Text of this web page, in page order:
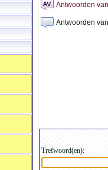
Antwoorden
Antwoorden
Trefwoord(en):